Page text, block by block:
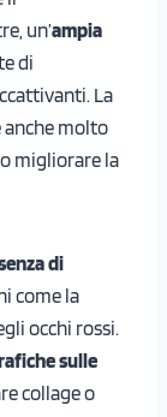
un’ampia
di
La
anche molto
migliorare la
di
come la
occhi rossi.
sulle
collage o